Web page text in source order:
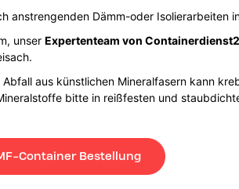
anstrengenden Dämm-oder Isolierarbeiten
unser Expertenteam von
Abfall aus künstlichen Mineralfasern kann
bitte in reißfesten und
Container Bestellung